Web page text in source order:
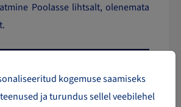
Poolasse lihtsalt, olenemata
Euroopas
kogemuse saamiseks
ja turundus sellel veebilehel